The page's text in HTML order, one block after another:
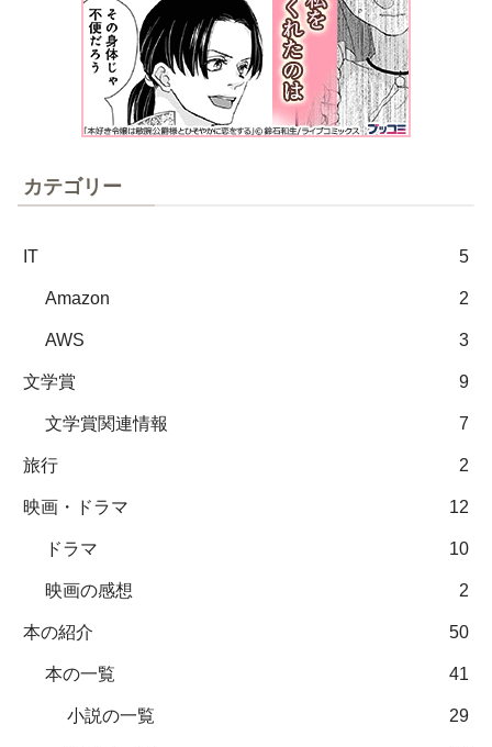
カテゴリー
IT 5
Amazon 2
AWS 3
文学賞 9
文学賞関連情報 7
旅行 2
映画・ドラマ 12
ドラマ 10
映画の感想 2
本の紹介 50
本の一覧 41
小説の一覧 29